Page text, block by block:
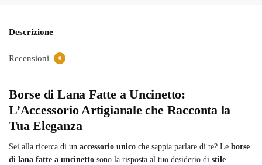
Descrizione
Recensioni 0
Borse di Lana Fatte a Uncinetto:
L’Accessorio Artigianale che Racconta la
Tua Eleganza
Sei alla ricerca di un accessorio unico che sappia parlare di te? Le borse
di lana fatte a uncinetto sono la risposta al tuo desiderio di stile